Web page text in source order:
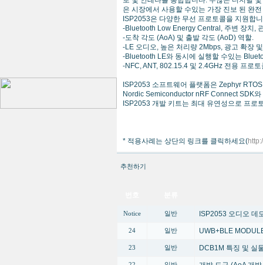
은 시장에서 사용할 수있는 가장 진보 된 완
ISP2053은 다양한 무선 프로토콜을 지원합
-Bluetooth Low Energy Central, 주변 장치,
-도착 각도 (AoA) 및 출발 각도 (AoD) 역할.
-LE 오디오, 높은 처리량 2Mbps, 광고 확장
-Bluetooth LE와 동시에 실행할 수있는
-NFC, ANT, 802.15.4 및 2.4GHz 전용 프로토
ISP2053 소프트웨어 플랫폼은 Zephyr
Nordic Semiconductor nRF Connect SDK
ISP2053 개발 키트는 최대 유연성으로 프로
* 적용사례는 상단의 링크를 클릭하세요(
추천하기
Notice 일반 ISP2053 오디오 데
24 일반 UWB+BLE
23 일반 DCB1M 특징 및 실